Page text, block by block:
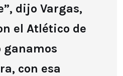
dijo Vargas,
el Atlético de
ganamos
con esa